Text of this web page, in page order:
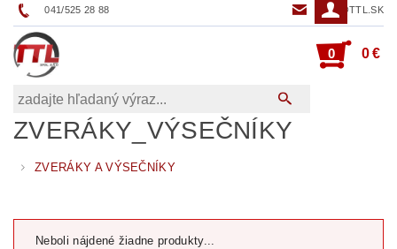
041/525 28 88 TTL@TTL.SK
0 0 €
ZVERÁKY_VÝSEČNÍKY
ZVERÁKY A VÝSEČNÍKY
Neboli nájdené žiadne produkty...